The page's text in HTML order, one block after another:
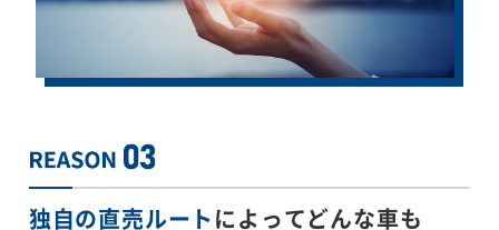
独自の直売ルートによってどんな車も